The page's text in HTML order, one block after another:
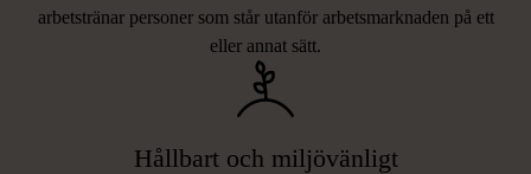
arbetstränar personer som står utanför arbetsmarknaden på ett
eller annat sätt.
Hållbart och miljövänligt